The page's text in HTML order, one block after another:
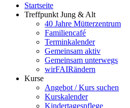
Startseite
Treffpunkt Jung & Alt
40 Jahre Mütterzentrum
Familiencafé
Terminkalender
Gemeinsam aktiv
Gemeinsam unterwegs
wirFAIRändern
Kurse
Angebot / Kurs suchen
Kurskalender
Kindertagespflege